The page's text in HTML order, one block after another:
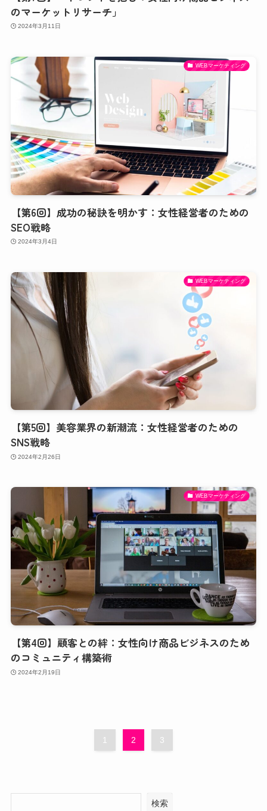
のマーケットリサーチ」
2024年3月11日
WEBマーケティング
【第6回】成功の秘訣を明かす：女性経営者のための
SEO戦略
2024年3月4日
WEBマーケティング
【第5回】美容業界の新潮流：女性経営者のための
SNS戦略
2024年2月26日
WEBマーケティング
【第4回】顧客との絆：女性向け商品ビジネスのため
のコミュニティ構築術
2024年2月19日
1 2 3
検索